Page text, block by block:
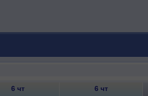
6 чт 6 чт